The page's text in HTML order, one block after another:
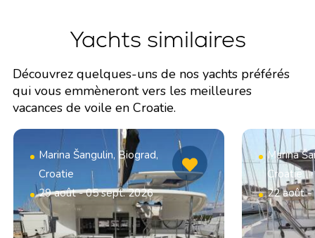
Yachts similaires
Découvrez quelques-uns de nos yachts préférés
qui vous emmèneront vers les meilleures
vacances de voile en Croatie.
Marina Šangulin, Biograd,
Croatie
29 août - 05 sept. 2026
Marina
Croatie
22 août -